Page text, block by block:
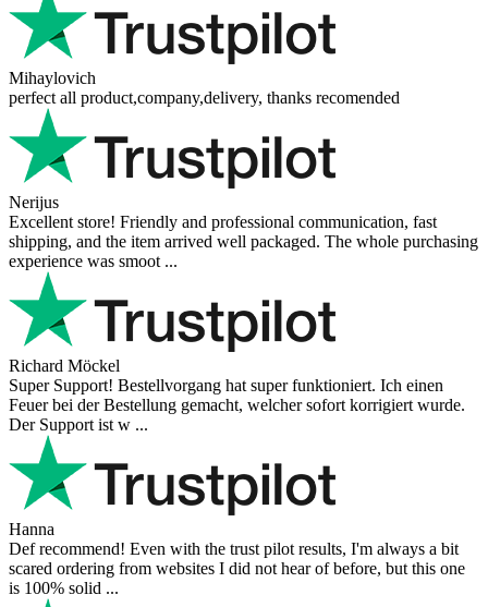
Mihaylovich
perfect all product,company,delivery, thanks recomended
Nerijus
Excellent store! Friendly and professional communication, fast
shipping, and the item arrived well packaged. The whole purchasing
experience was smoot ...
Richard Möckel
Super Support! Bestellvorgang hat super funktioniert. Ich einen
Feuer bei der Bestellung gemacht, welcher sofort korrigiert wurde.
Der Support ist w ...
Hanna
Def recommend! Even with the trust pilot results, I'm always a bit
scared ordering from websites I did not hear of before, but this one
is 100% solid ...